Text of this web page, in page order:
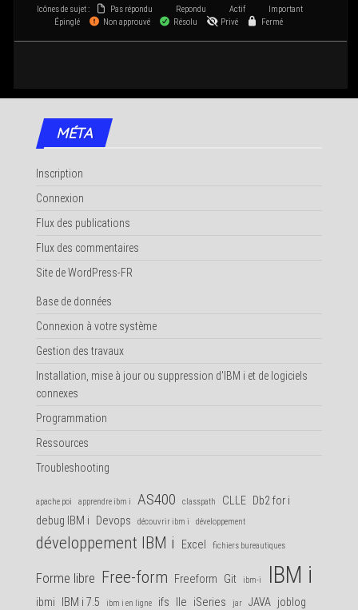
Icônes de sujet :
Pas répondu Repondu Actif
Important
Épinglé
Non approuvé Résolu Privé Fermé
MÉTA
Inscription
Connexion
Flux des publications
Flux des commentaires
Site de WordPress-FR
Base de données
Connexion à votre système
Gestion des travaux
Installation, mise à jour ou suppression d'IBM i et de logiciels
connexes
Programmation
Ressources
Troubleshooting
apache poi apprendre ibm i AS400 classpath CLLE Db2 for i
debug IBM i
Devops découvrir ibm i développement
développement IBM i Excel fichiers bureautiques
Forme libre Free-form Freeform Git ibm-i IBM i
ibmi IBM i 7.5 ibm i en ligne ifs Ile iSeries jar JAVA joblog